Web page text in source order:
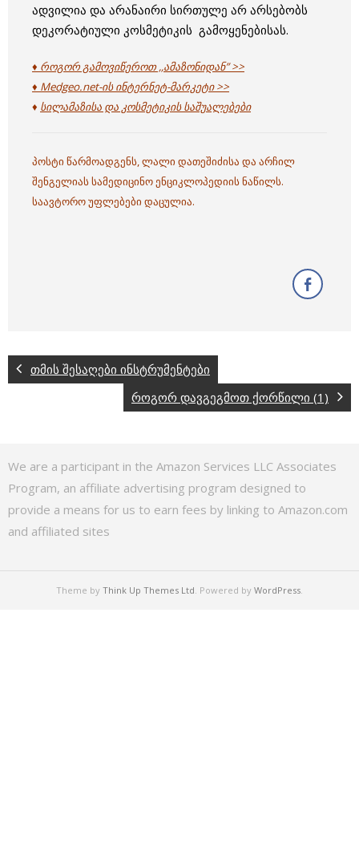
ადვილია და არანაირი სირთულე არ არსებობს
დეკორატიული კოსმეტიკის გამოყენებისას.
♦ როგორ გამოვიწეროთ ,,ამაზონიდან” >>
♦ Medgeo.net-ის ინტერნეტ-მარკეტი >>
♦ სილამაზისა და კოსმეტიკის საშუალებები
პოსტი წარმოადგენს, ლალი დათეშიძისა და არჩილ
შენგელიას სამედიცინო ენციკლოპედიის ნაწილს.
საავტორო უფლებები დაცულია.
თმის შესაღები ინსტრუმენტები
როგორ დავგეგმოთ ქორწილი (1)
We are a participant in the Amazon Services LLC Associates
Program, an affiliate advertising program designed to
provide a means for us to earn fees by linking to Amazon.com
and affiliated sites
Theme by Think Up Themes Ltd. Powered by WordPress.